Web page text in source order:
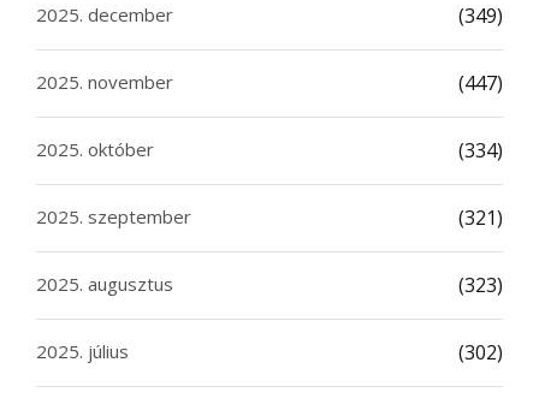
2025. december (349)
2025. november (447)
2025. október (334)
2025. szeptember (321)
2025. augusztus (323)
2025. július (302)